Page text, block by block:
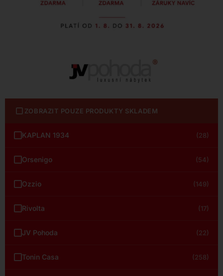
ZOBRAZIT POUZE PRODUKTY SKLADEM
KAPLAN 1934 (28)
Orsenigo (54)
Ozzio (149)
Rivolta (17)
JV Pohoda (22)
Tonin Casa (258)